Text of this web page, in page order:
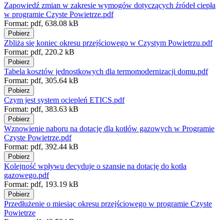
Zapowiedź zmian w zakresie wymogów dotyczących źródeł ciepła
w programie Czyste Powietrze.pdf
Format: pdf, 638.08 kB
Pobierz
Zbliża się koniec okresu przejściowego w Czystym Powietrzu.pdf
Format: pdf, 220.2 kB
Pobierz
Tabela kosztów jednostkowych dla termomodernizacji domu.pdf
Format: pdf, 305.64 kB
Pobierz
Czym jest system ociepleń ETICS.pdf
Format: pdf, 383.63 kB
Pobierz
Wznowienie naboru na dotację dla kotłów gazowych w Programie
Czyste Powietrze.pdf
Format: pdf, 392.44 kB
Pobierz
Kolejność wpływu decyduje o szansie na dotację do kotła
gazowego.pdf
Format: pdf, 193.19 kB
Pobierz
Przedłużenie o miesiąc okresu przejściowego w programie Czyste
Powietrze